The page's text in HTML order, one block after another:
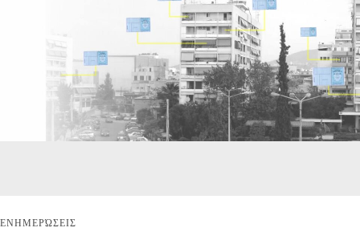
ΕΝΗΜΕΡΏΣΕΙΣ